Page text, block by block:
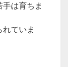
は育ちま
ていま